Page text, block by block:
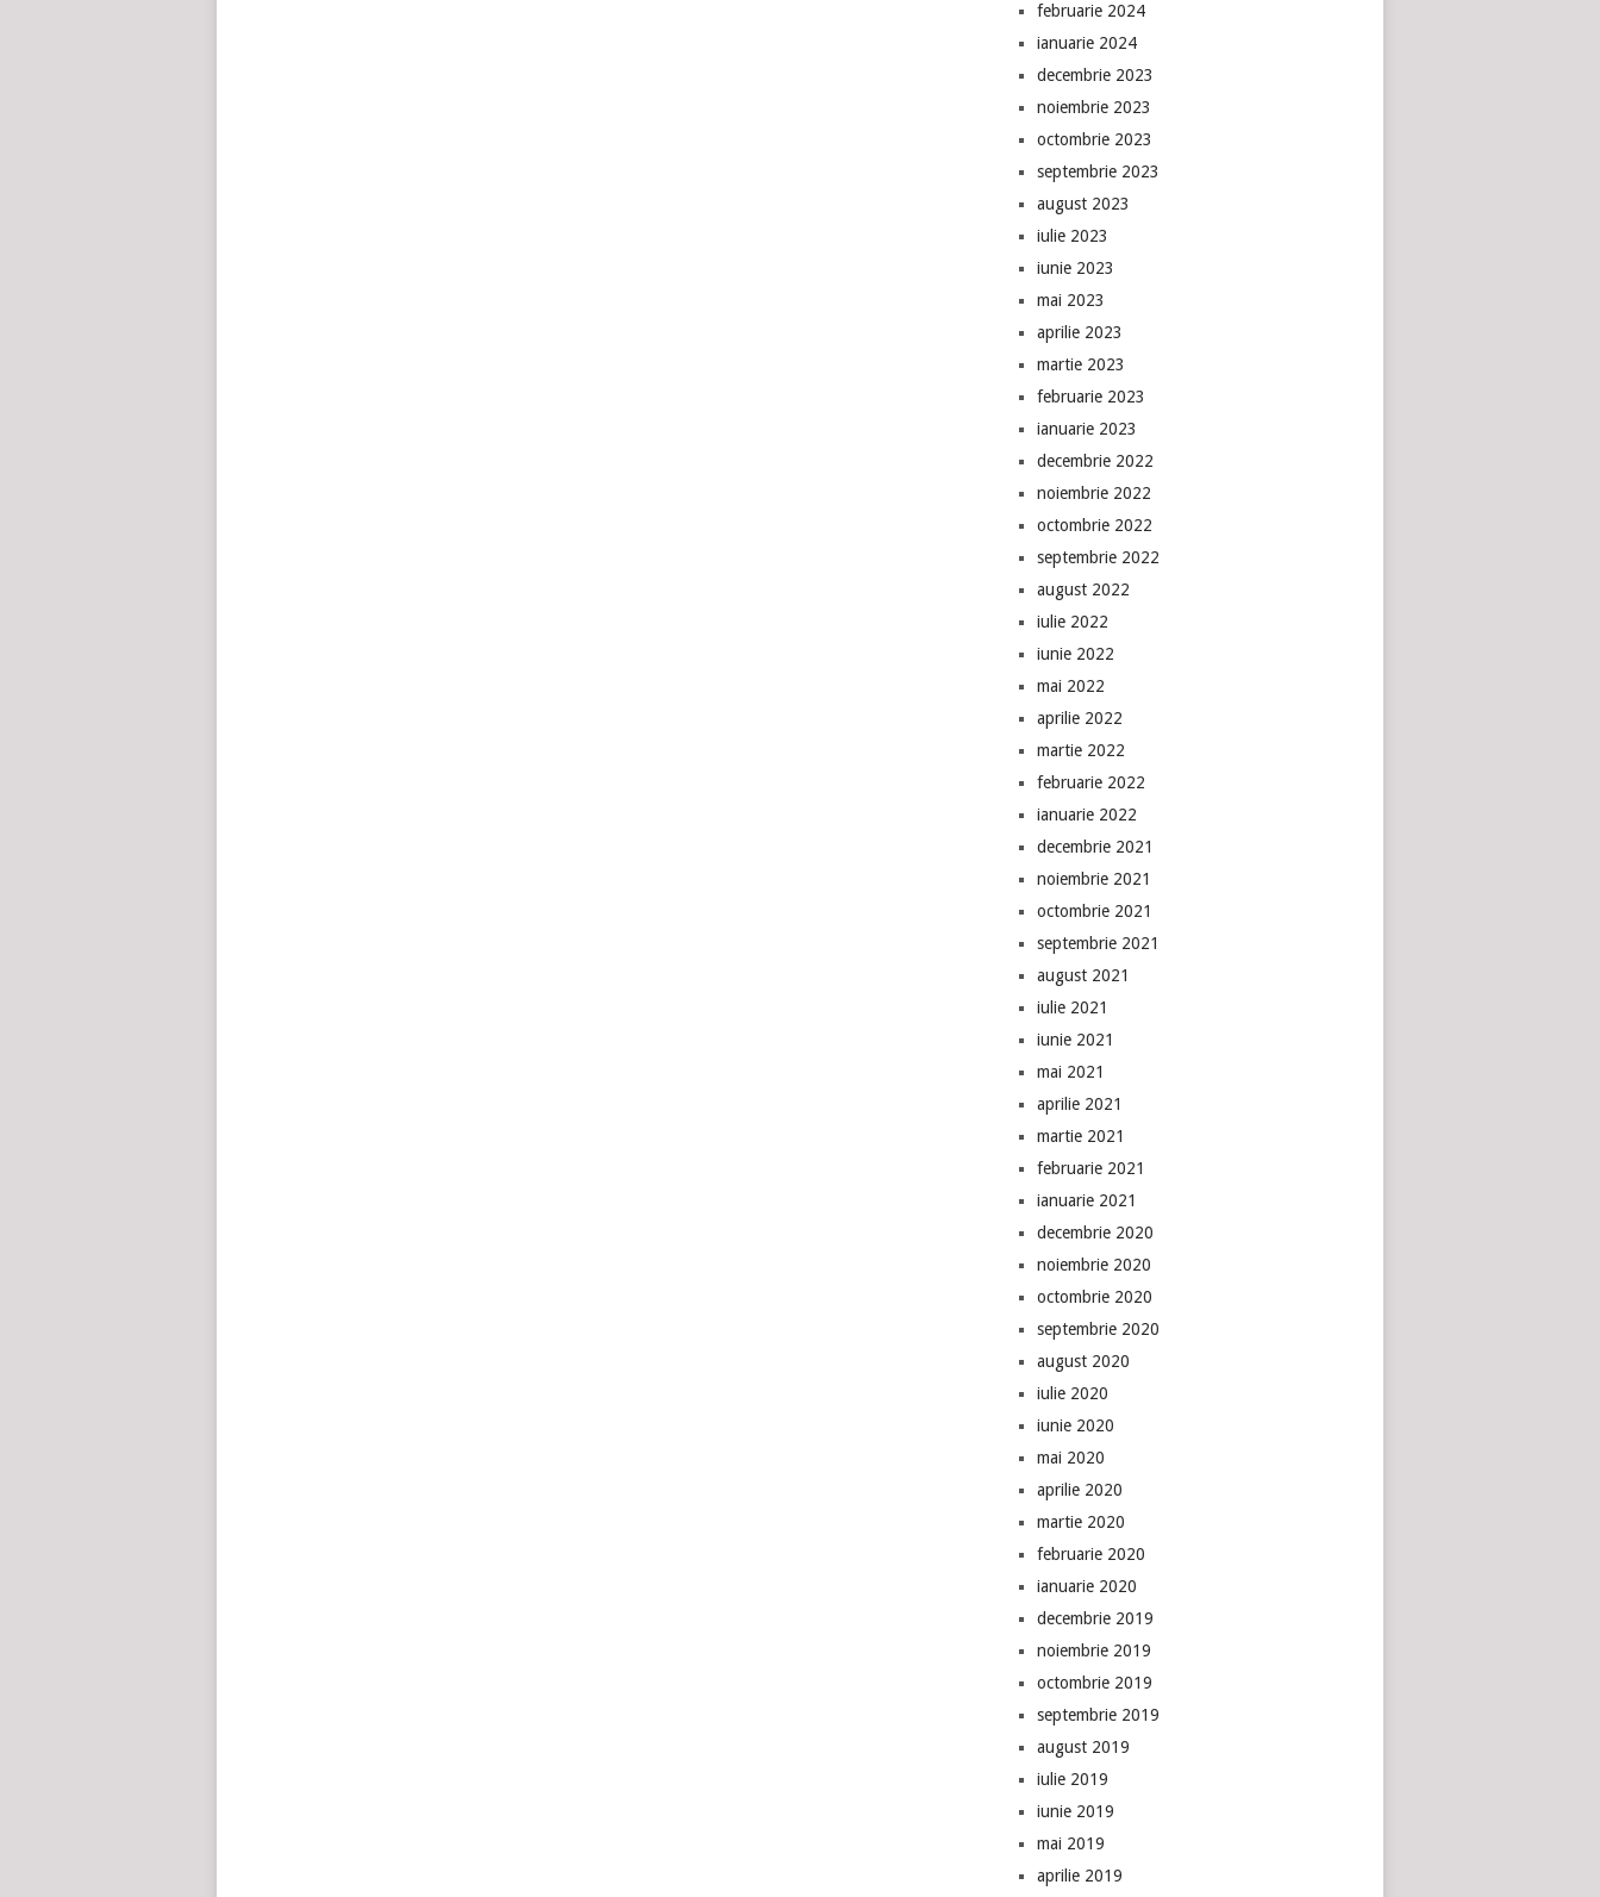
februarie 2024
ianuarie 2024
decembrie 2023
noiembrie 2023
octombrie 2023
septembrie 2023
august 2023
iulie 2023
iunie 2023
mai 2023
aprilie 2023
martie 2023
februarie 2023
ianuarie 2023
decembrie 2022
noiembrie 2022
octombrie 2022
septembrie 2022
august 2022
iulie 2022
iunie 2022
mai 2022
aprilie 2022
martie 2022
februarie 2022
ianuarie 2022
decembrie 2021
noiembrie 2021
octombrie 2021
septembrie 2021
august 2021
iulie 2021
iunie 2021
mai 2021
aprilie 2021
martie 2021
februarie 2021
ianuarie 2021
decembrie 2020
noiembrie 2020
octombrie 2020
septembrie 2020
august 2020
iulie 2020
iunie 2020
mai 2020
aprilie 2020
martie 2020
februarie 2020
ianuarie 2020
decembrie 2019
noiembrie 2019
octombrie 2019
septembrie 2019
august 2019
iulie 2019
iunie 2019
mai 2019
aprilie 2019